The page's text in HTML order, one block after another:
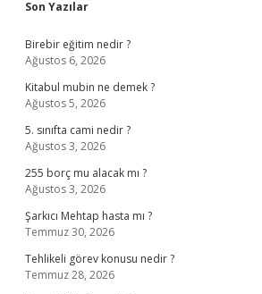
Sidebar
Son Yazılar
Birebir eğitim nedir ?
Ağustos 6, 2026
Kitabul mubin ne demek ?
Ağustos 5, 2026
5. sınıfta cami nedir ?
Ağustos 3, 2026
255 borç mu alacak mı ?
Ağustos 3, 2026
Şarkıcı Mehtap hasta mı ?
Temmuz 30, 2026
Tehlikeli görev konusu nedir ?
Temmuz 28, 2026